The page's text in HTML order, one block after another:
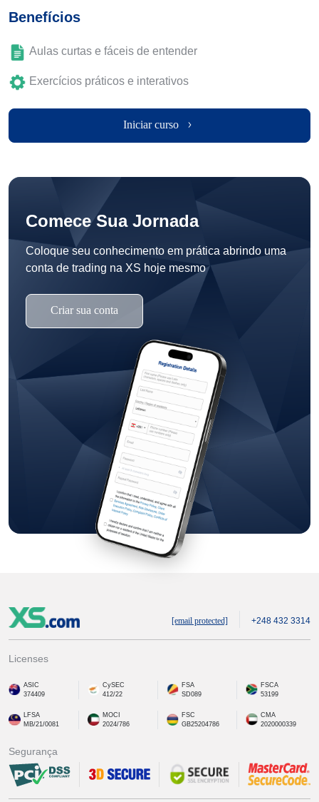
Benefícios
Aulas curtas e fáceis de entender
Exercícios práticos e interativos
Iniciar curso
Comece Sua Jornada
Coloque seu conhecimento em prática abrindo uma
conta de trading na XS hoje mesmo
Criar sua conta
[email protected] +248 432 3314
Licenses
ASIC
374409
CySEC
412/22
FSA
SD089
FSCA
53199
LFSA
MB/21/0081
MOCI
2024/786
FSC
GB25204786
CMA
2020000339
Segurança